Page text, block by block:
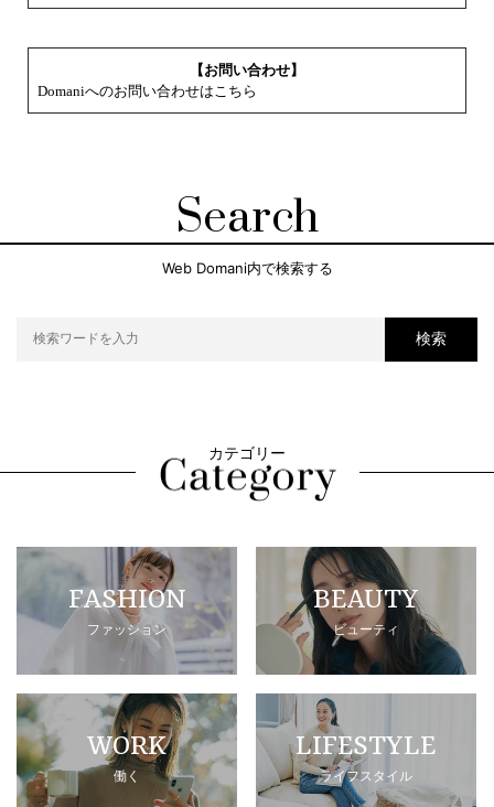
【お問い合わせ】
Domaniへのお問い合わせはこちら
Search
Web Domani内で検索する
検索
カテゴリー
FASHION
ファッション
BEAUTY
ビューティ
WORK
働く
LIFESTYLE
ライフスタイル